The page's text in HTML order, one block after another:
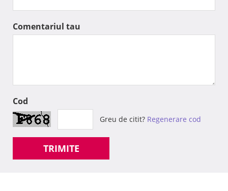
Comentariul tau
Cod
Greu de citit? Regenerare cod
TRIMITE